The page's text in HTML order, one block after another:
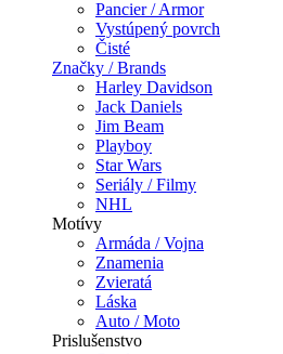
Pancier / Armor
Vystúpený povrch
Čisté
Značky / Brands
Harley Davidson
Jack Daniels
Jim Beam
Playboy
Star Wars
Seriály / Filmy
NHL
Motívy
Armáda / Vojna
Znamenia
Zvieratá
Láska
Auto / Moto
Prislušenstvo